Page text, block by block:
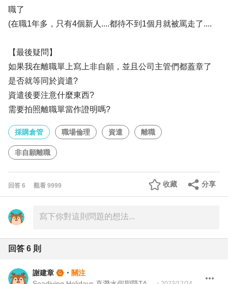
職了
(在職1年多，只有4個新人....都待不到1個月就被罵走了....
【最後疑問】
如果我在離職單上寫上非自願，並且公司主管們都蓋章了
是否就等同於資遣?
資遣後要注意什麼東西?
需要拍照離職單當作證明嗎?
採購倉管 職場倫理 資遣 離職
非自願離職
回答 6 觀看 9999 分享
收藏
回答 6 則
謝建章 ・ 關注